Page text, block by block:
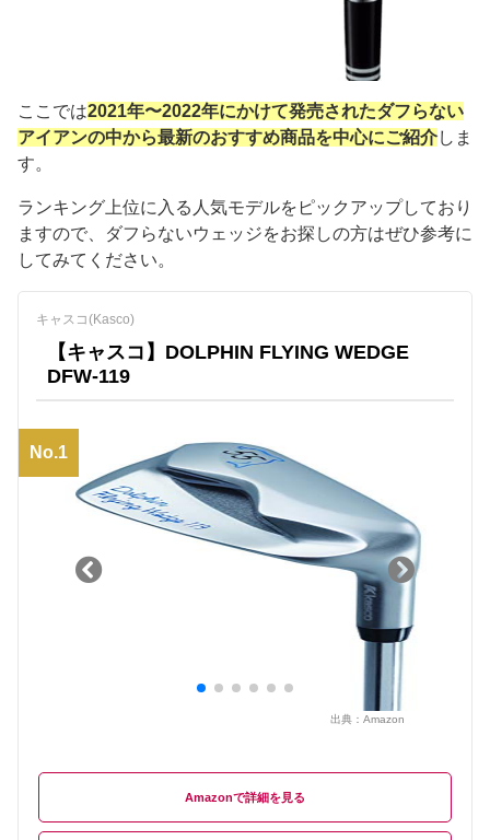
ここでは2021年〜2022年にかけて発売されたダフらない
アイアンの中から最新のおすすめ商品を中心にご紹介しま
す。
ランキング上位に入る人気モデルをピックアップしており
ますので、ダフらないウェッジをお探しの方はぜひ参考に
してみてください。
キャスコ(Kasco)
【キャスコ】DOLPHIN FLYING WEDGE
DFW-119
No.1
出典： Amazon
Amazon